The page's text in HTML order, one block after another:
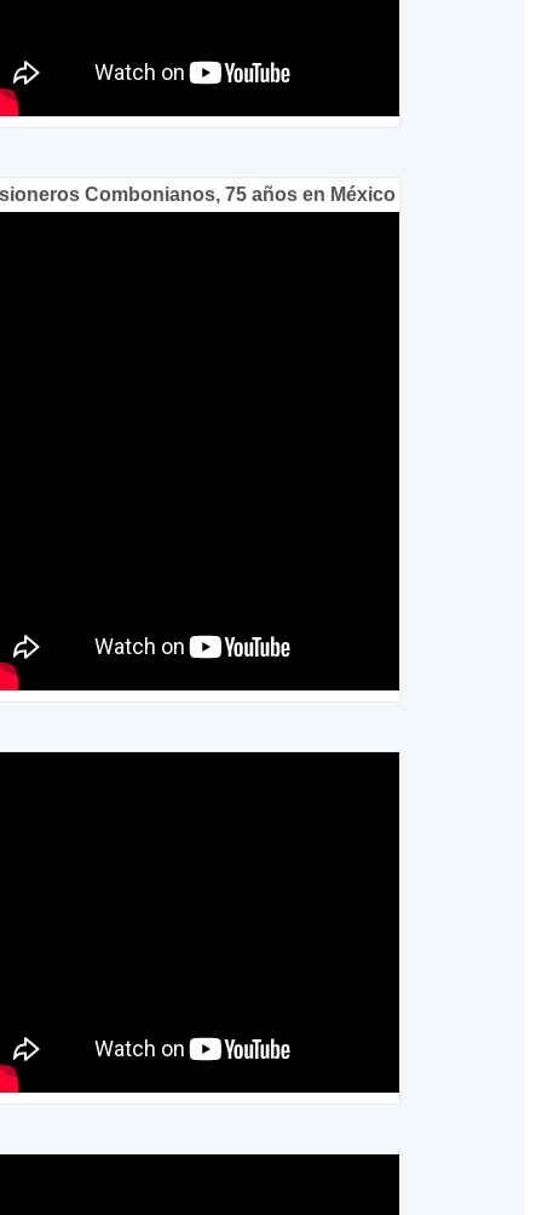
Combonianos, 75 años en México